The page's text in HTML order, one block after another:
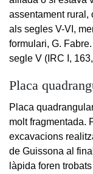
assentament rural,
als segles V-VI,
formulari, G.
segle V (IRC I,
Placa
Placa
molt fragmentada.
excavacions
de Guissona al
làpida foren